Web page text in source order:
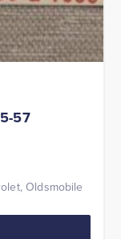
57
Oldsmobile